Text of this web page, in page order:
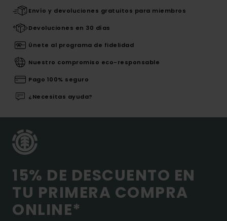
Envío y devoluciones gratuitos para miembros
Devoluciones en 30 días
Únete al programa de fidelidad
Nuestro compromiso eco-responsable
Pago 100% seguro
¿Necesitas ayuda?
15% DE DESCUENTO EN
TU PRIMERA COMPRA
ONLINE*